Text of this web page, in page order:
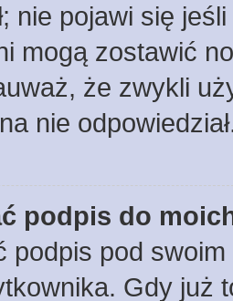
nie pojawi się
mogą zostawić
że zwykli
nie
podpis do
podpis pod
Gdy już